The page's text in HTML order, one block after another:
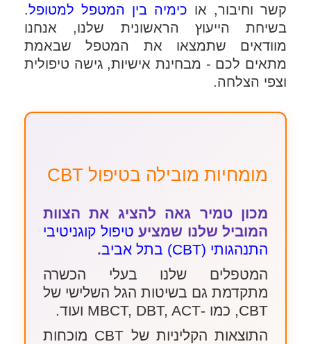
קשר וחיבור, או כימיה בין המטפל למטופל.
בשיחת הייעוץ הראשונית שלנו, אנחנו
מוודאים שתמצאו את המטפל שבאמת
מתאים לכם - מבחינת אישיות, גישה טיפולית
וצפי הצלחה.
מומחיות מובילה בטיפול CBT
מכון טמיר גאה להציג את הצוות
המוביל שלנו שמציע טיפול קוגניטיבי
התנהגותי (CBT) בתל אביב
.
המטפלים שלנו בעלי הכשרה
מתקדמת גם בשיטות הגל השלישי של
CBT, כמו -MBCT, DBT, ACT ועוד.
התוצאות הקליניות של CBT מוכחות